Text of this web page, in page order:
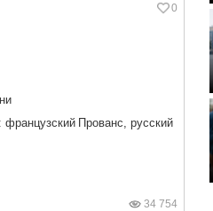
Прованс, русский
34 754
0